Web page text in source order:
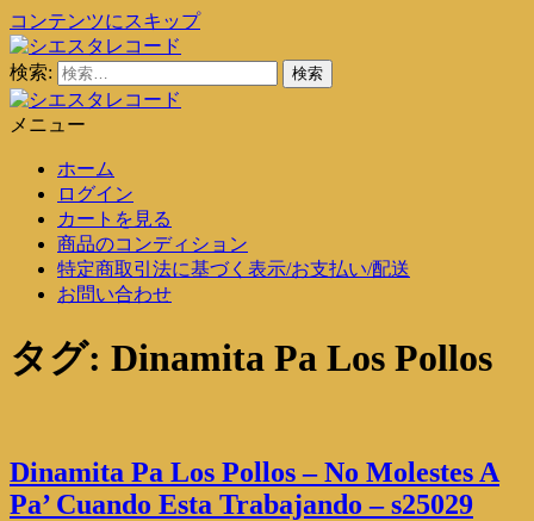
コンテンツにスキップ
シエスタレコード
中古レコード通販
検索:
メニュー
ホーム
ログイン
カートを見る
商品のコンディション
特定商取引法に基づく表示/お支払い/配送
お問い合わせ
タグ: Dinamita Pa Los Pollos
Dinamita Pa Los Pollos – No Molestes A
Pa’ Cuando Esta Trabajando – s25029